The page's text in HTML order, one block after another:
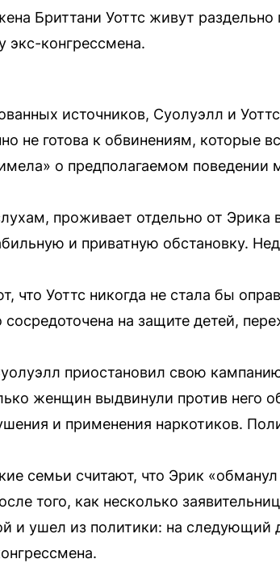
Бриттани Уоттс живут
экс-конгрессмена.
источников, Суолуэлл и
не готова к обвинениям, которые
о предполагаемом поведении
проживает отдельно от Эрика
и приватную обстановку.
что Уоттс никогда не стала бы
сосредоточена на защите детей,
приостановил свою
женщин выдвинули против
и применения наркотиков.
семьи считают, что Эрик
того, как несколько
и ушел из политики: на следующий